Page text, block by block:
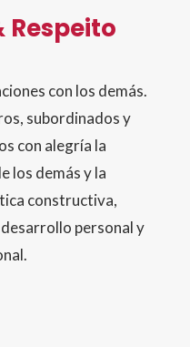
Respeito
con los demás.
subordinados y
con alegría la
los demás y la
constructiva,
personal y